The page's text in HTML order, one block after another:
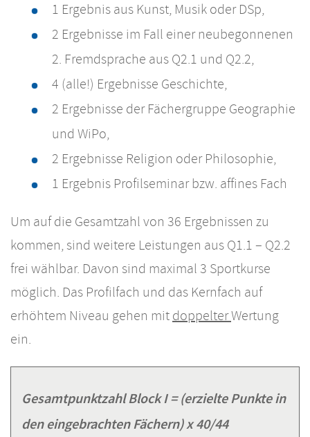
1 Ergebnis aus Kunst, Musik oder DSp,
2 Ergebnisse im Fall einer neubegonnenen
2. Fremdsprache aus Q2.1 und Q2.2,
4 (alle!) Ergebnisse Geschichte,
2 Ergebnisse der Fächergruppe Geographie
und WiPo,
2 Ergebnisse Religion oder Philosophie,
1 Ergebnis Profilseminar bzw. affines Fach
Um auf die Gesamtzahl von 36 Ergebnissen zu
kommen, sind weitere Leistungen aus Q1.1 – Q2.2
frei wählbar. Davon sind maximal 3 Sportkurse
möglich. Das Profilfach und das Kernfach auf
erhöhtem Niveau gehen mitdoppelterWertung
ein.
Gesamtpunktzahl Block I = (erzielte Punkte in
den eingebrachten Fächern) x 40/44